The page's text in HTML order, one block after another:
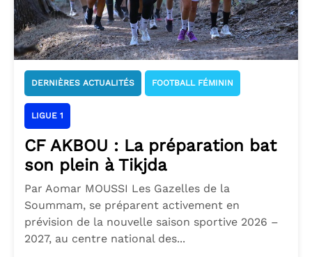
DERNIÈRES ACTUALITÉS FOOTBALL FÉMININ
LIGUE 1
CF AKBOU : La préparation bat
son plein à Tikjda
Par Aomar MOUSSI Les Gazelles de la
Soummam, se préparent activement en
prévision de la nouvelle saison sportive 2026 –
2027, au centre national des...